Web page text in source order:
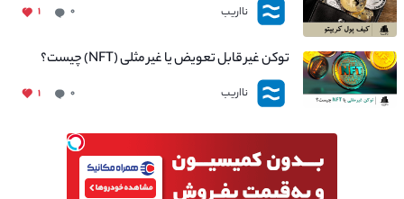
نااریب ۰ ۱
توکن غیر قابل تعویض یا غیر مثلی (NFT) چیست؟
نااریب ۰ ۱